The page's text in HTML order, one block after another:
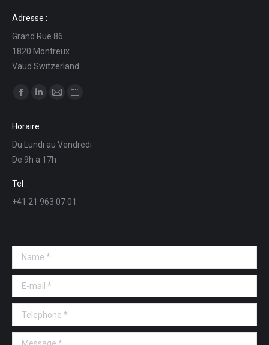
Adresse :
Grand Rue 86
1820 Montreux
Vaud Switzerland
Find us on:
opens
in
new
window
opens
in
new
in
in
Horaire :
Du Lundi au Vendredi
De 9h a 17h
Tel :
+41 21 963 07 01
Name *
E-mail *
Telephone *
Message *